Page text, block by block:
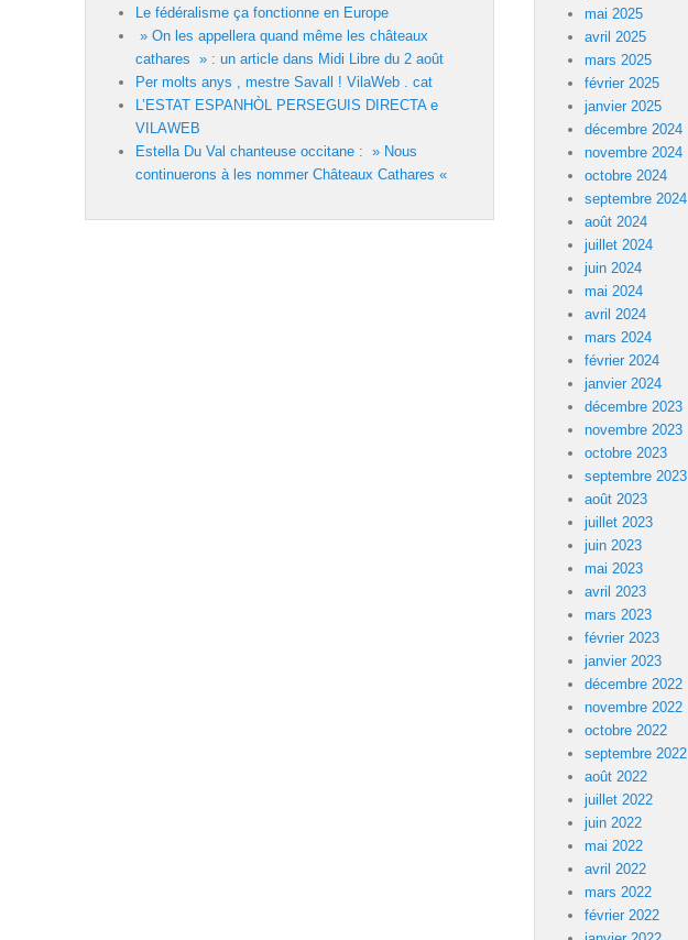
Le fédéralisme ça fonctionne en Europe
» On les appellera quand même les châteaux
cathares » : un article dans Midi Libre du 2 août
Per molts anys , mestre Savall ! VilaWeb . cat
L’ESTAT ESPANHÒL PERSEGUIS DIRECTA e
VILAWEB
Estella Du Val chanteuse occitane : » Nous
continuerons à les nommer Châteaux Cathares «
mai 2025
avril 2025
mars 2025
février 2025
janvier 2025
décembre 2024
novembre 2024
octobre 2024
septembre 2024
août 2024
juillet 2024
juin 2024
mai 2024
avril 2024
mars 2024
février 2024
janvier 2024
décembre 2023
novembre 2023
octobre 2023
septembre 2023
août 2023
juillet 2023
juin 2023
mai 2023
avril 2023
mars 2023
février 2023
janvier 2023
décembre 2022
novembre 2022
octobre 2022
septembre 2022
août 2022
juillet 2022
juin 2022
mai 2022
avril 2022
mars 2022
février 2022